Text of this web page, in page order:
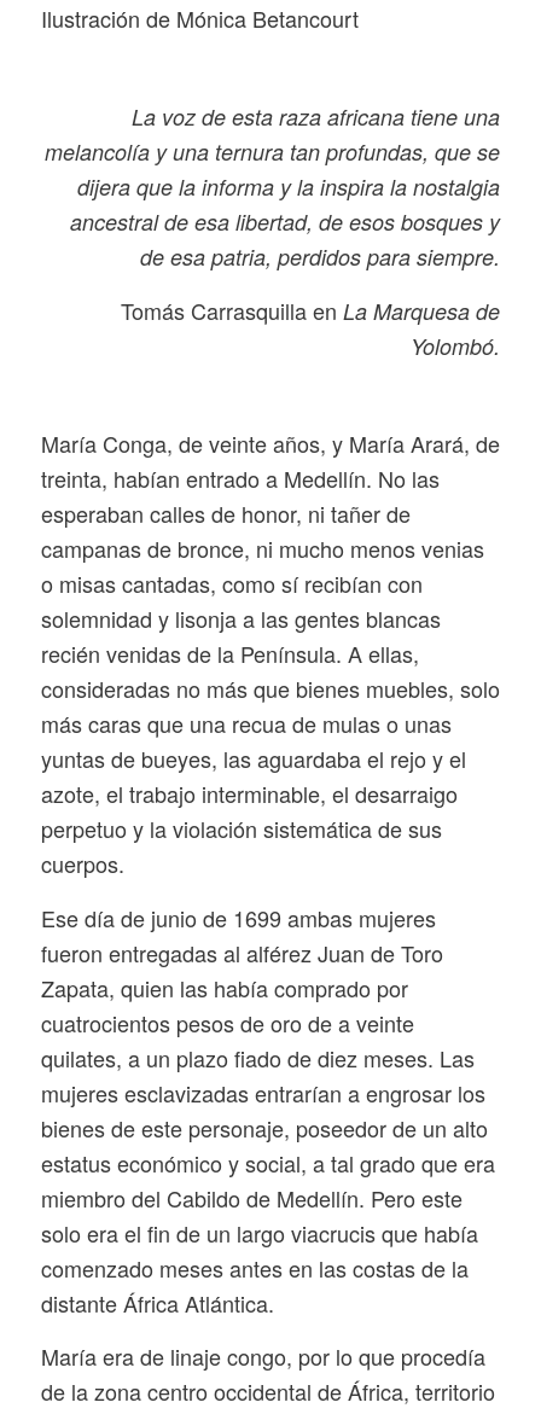
Ilustración de Mónica Betancourt
La voz de esta raza africana tiene una
melancolía y una ternura tan profundas, que se
dijera que la informa y la inspira la nostalgia
ancestral de esa libertad, de esos bosques y
de esa patria, perdidos para siempre.
Tomás Carrasquilla enLa Marquesa de
Yolombó.
María Conga, de veinte años, y María Arará, de
treinta, habían entrado a Medellín. No las
esperaban calles de honor, ni tañer de
campanas de bronce, ni mucho menos venias
o misas cantadas, como sí recibían con
solemnidad y lisonja a las gentes blancas
recién venidas de la Península. A ellas,
consideradas no más que bienes muebles, solo
más caras que una recua de mulas o unas
yuntas de bueyes, las aguardaba el rejo y el
azote, el trabajo interminable, el desarraigo
perpetuo y la violación sistemática de sus
cuerpos.
Ese día de junio de 1699 ambas mujeres
fueron entregadas al alférez Juan de Toro
Zapata, quien las había comprado por
cuatrocientos pesos de oro de a veinte
quilates, a un plazo fiado de diez meses. Las
mujeres esclavizadas entrarían a engrosar los
bienes de este personaje, poseedor de un alto
estatus económico y social, a tal grado que era
miembro del Cabildo de Medellín. Pero este
solo era el fin de un largo viacrucis que había
comenzado meses antes en las costas de la
distante África Atlántica.
María era de linaje congo, por lo que procedía
de la zona centro occidental de África, territorio